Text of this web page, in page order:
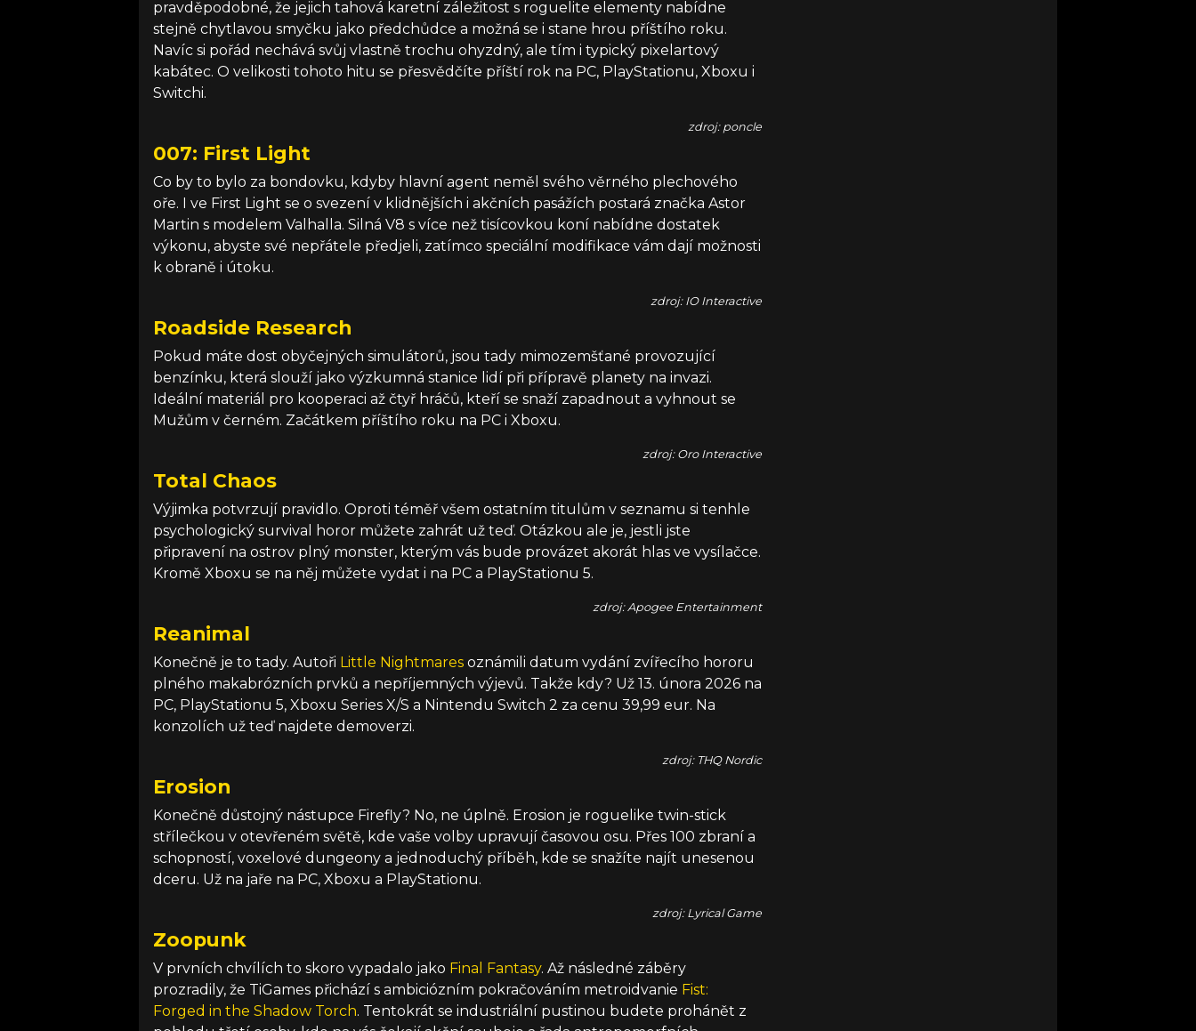
pravděpodobné, že jejich tahová karetní záležitost s roguelite elementy nabídne
stejně chytlavou smyčku jako předchůdce a možná se i stane hrou příštího roku.
Navíc si pořád nechává svůj vlastně trochu ohyzdný, ale tím i typický pixelartový
kabátec. O velikosti tohoto hitu se přesvědčíte příští rok na PC, PlayStationu, Xboxu i
Switchi.
zdroj: poncle
007: First Light
Co by to bylo za bondovku, kdyby hlavní agent neměl svého věrného plechového
oře. I ve First Light se o svezení v klidnějších i akčních pasážích postará značka Astor
Martin s modelem Valhalla. Silná V8 s více než tisícovkou koní nabídne dostatek
výkonu, abyste své nepřátele předjeli, zatímco speciální modifikace vám dají možnosti
k obraně i útoku.
zdroj: IO Interactive
Roadside Research
Pokud máte dost obyčejných simulátorů, jsou tady mimozemšťané provozující
benzínku, která slouží jako výzkumná stanice lidí při přípravě planety na invazi.
Ideální materiál pro kooperaci až čtyř hráčů, kteří se snaží zapadnout a vyhnout se
Mužům v černém. Začátkem příštího roku na PC i Xboxu.
zdroj: Oro Interactive
Total Chaos
Výjimka potvrzují pravidlo. Oproti téměř všem ostatním titulům v seznamu si tenhle
psychologický survival horor můžete zahrát už teď. Otázkou ale je, jestli jste
připravení na ostrov plný monster, kterým vás bude provázet akorát hlas ve vysílačce.
Kromě Xboxu se na něj můžete vydat i na PC a PlayStationu 5.
zdroj: Apogee Entertainment
Reanimal
Konečně je to tady. Autoři Little Nightmares oznámili datum vydání zvířecího hororu
plného makabrózních prvků a nepříjemných výjevů. Takže kdy? Už 13. února 2026 na
PC, PlayStationu 5, Xboxu Series X/S a Nintendu Switch 2 za cenu 39,99 eur. Na
konzolích už teď najdete demoverzi.
zdroj: THQ Nordic
Erosion
Konečně důstojný nástupce Firefly? No, ne úplně. Erosion je roguelike twin-stick
střílečkou v otevřeném světě, kde vaše volby upravují časovou osu. Přes 100 zbraní a
schopností, voxelové dungeony a jednoduchý příběh, kde se snažíte najít unesenou
dceru. Už na jaře na PC, Xboxu a PlayStationu.
zdroj: Lyrical Game
Zoopunk
V prvních chvílích to skoro vypadalo jako Final Fantasy. Až následné záběry
prozradily, že TiGames přichází s ambiciózním pokračováním metroidvanie Fist:
Forged in the Shadow Torch. Tentokrát se industriální pustinou budete prohánět z